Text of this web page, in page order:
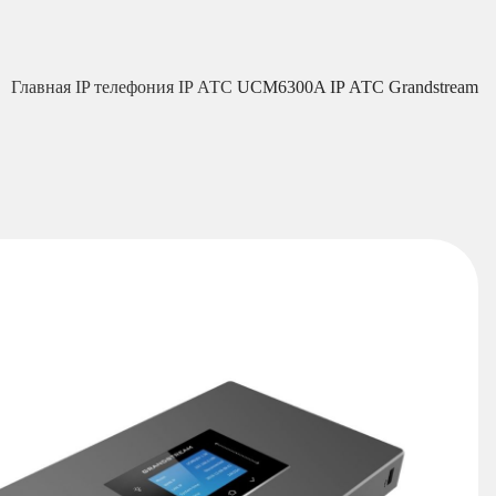
Главная IP телефония IP АТС UCM6300A IP АТС Grandstream